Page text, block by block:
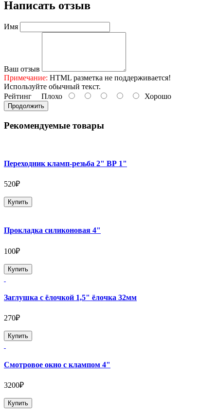
Написать отзыв
Имя
Ваш отзыв
Примечание: HTML разметка не поддерживается!
Используйте обычный текст.
Рейтинг Плохо Хорошо
Продолжить
Рекомендуемые товары
Переходник кламп-резьба 2" ВР 1"
520₽
Купить
Прокладка силиконовая 4"
100₽
Купить
Заглушка с ёлочкой 1,5" ёлочка 32мм
270₽
Купить
Смотровое окно с клампом 4"
3200₽
Купить